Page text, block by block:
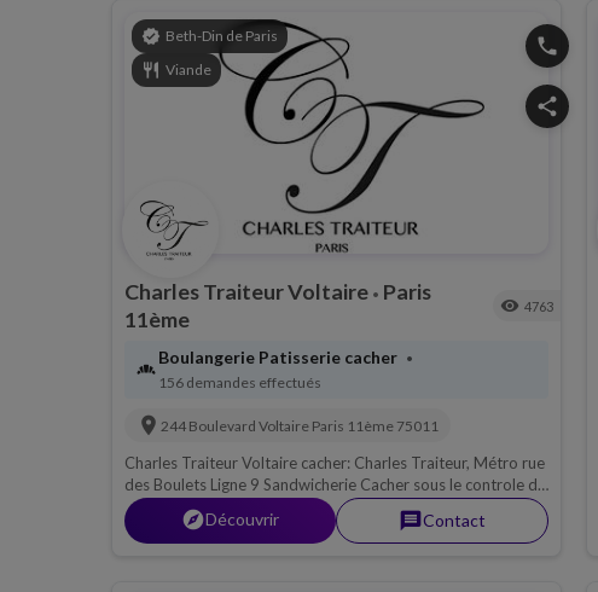
verified Beth-Din de Paris
restaurant Viande
phone
share
Charles Traiteur Voltaire • Paris
11ème
visibility 4763
bakery_dining
Boulangerie Patisserie cacher •
156 demandes effectués
location_on 244 Boulevard Voltaire Paris 11ème 75011
Charles Traiteur Voltaire cacher: Charles Traiteur, Métro rue
des Boulets Ligne 9 Sandwicherie Cacher sous le controle du
Beth Din de Paris, Viande
explorerDécouvrir messageContact